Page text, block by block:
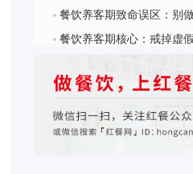
? 餐饮养客期致命误区：别做四处救火的
? 餐饮养客期核心：戒掉虚假的